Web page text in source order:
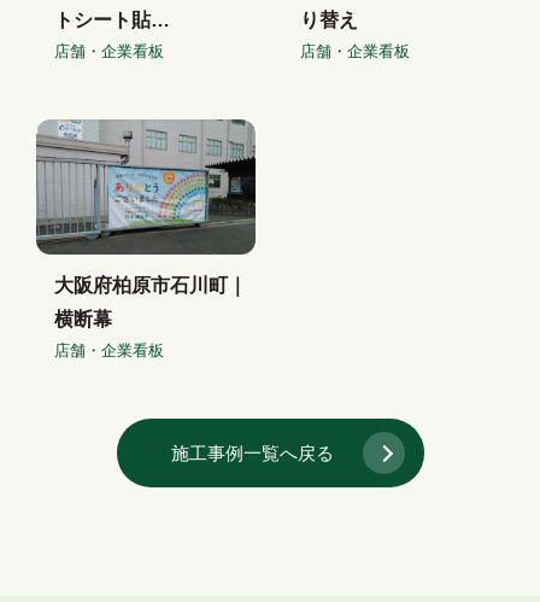
トシート貼…
店舗・企業看板
り替え
店舗・企業看板
大阪府柏原市石川町｜
横断幕
店舗・企業看板
施工事例一覧へ戻る